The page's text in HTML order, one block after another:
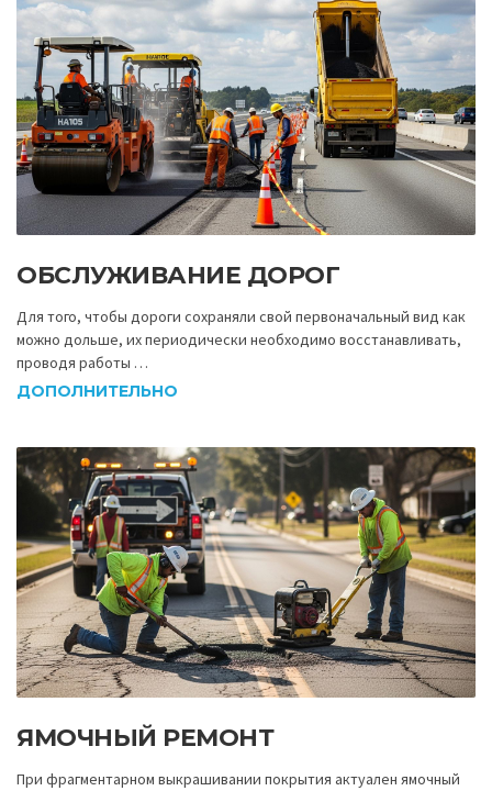
ОБСЛУЖИВАНИЕ ДОРОГ
Для того, чтобы дороги сохраняли свой первоначальный вид как
можно дольше, их периодически необходимо восстанавливать,
проводя работы …
ДОПОЛНИТЕЛЬНО
ЯМОЧНЫЙ РЕМОНТ
При фрагментарном выкрашивании покрытия актуален ямочный